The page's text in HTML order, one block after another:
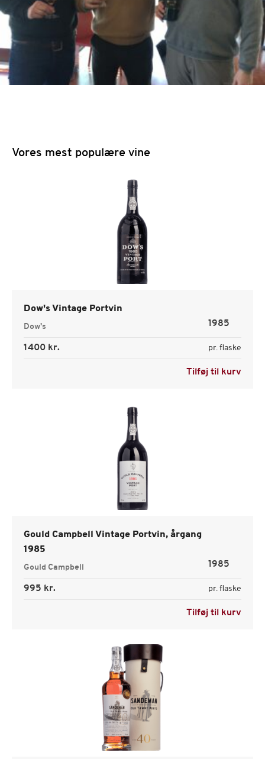
Vores mest populære vine
Dow's Vintage Portvin
Dow's 1985
1400 kr. pr. flaske
Tilføj til kurv
Gould Campbell Vintage Portvin, årgang
1985
Gould Campbell 1985
995 kr. pr. flaske
Tilføj til kurv